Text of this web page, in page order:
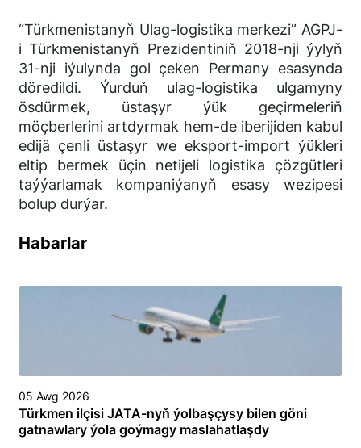
“Türkmenistanyň Ulag-logistika merkezi” AGPJ-
i Türkmenistanyň Prezidentiniň 2018-nji ýylyň
31-nji iýulynda gol çeken Permany esasynda
döredildi. Ýurduň ulag-logistika ulgamyny
ösdürmek, üstaşyr ýük geçirmeleriň
möçberlerini artdyrmak hem-de iberijiden kabul
edijä çenli üstaşyr we eksport-import ýükleri
eltip bermek üçin netijeli logistika çözgütleri
taýýarlamak kompaniýanyň esasy wezipesi
bolup durýar.
Habarlar
05 Awg 2026
Türkmen ilçisi JATA-nyň ýolbaşçysy bilen göni
gatnawlary ýola goýmagy maslahatlaşdy